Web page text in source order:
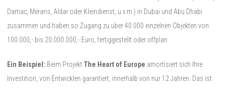
Damac, Merans, Aldar oder Kleindienst, u.v.m.) in Dubai und Abu Dhabi
zusammen und haben so Zugang zu über 40.000 einzelnen Objekten von
100.000,- bis 20.000.000,- Euro, fertiggestellt oder offplan.
Ein Beispiel: Beim Projekt The Heart of Europe amortisiert sich Ihre
Investition, von Entwicklen garantiert, innerhalb von nur 12 Jahren. Das ist